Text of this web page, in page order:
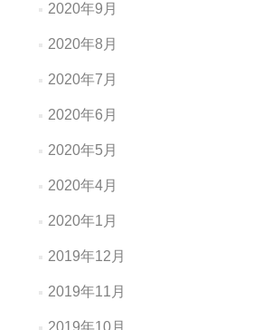
2020年9月
2020年8月
2020年7月
2020年6月
2020年5月
2020年4月
2020年1月
2019年12月
2019年11月
2019年10月